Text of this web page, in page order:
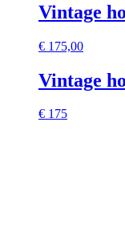
Vintage
€ 175,00
Vintage
€ 175